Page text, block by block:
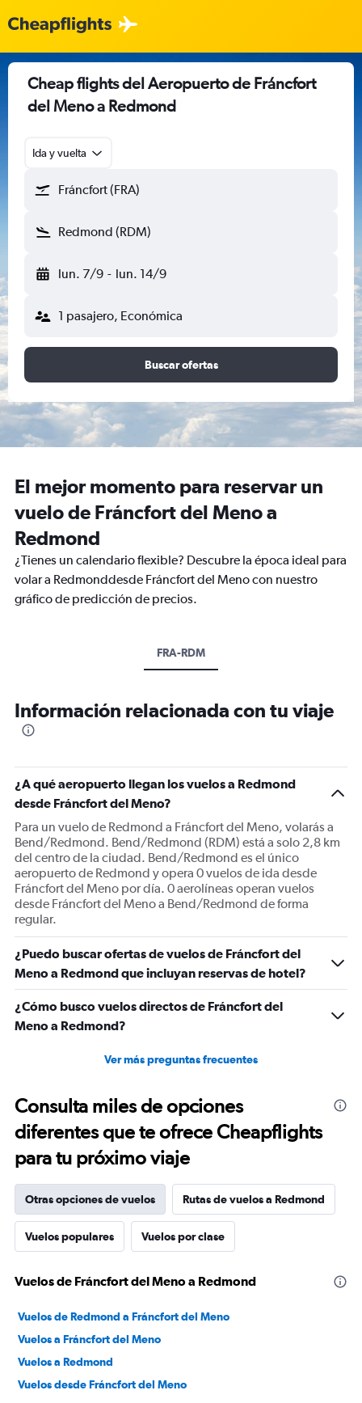
Cheap flights del Aeropuerto de Fráncfort
del Meno a Redmond
Ida y vuelta
Fráncfort (FRA)
Redmond (RDM)
lun. 7/9 - lun. 14/9
1 pasajero, Económica
Buscar ofertas
El mejor momento para reservar un
vuelo de Fráncfort del Meno a
Redmond
¿Tienes un calendario flexible? Descubre la época ideal para
volar a Redmonddesde Fráncfort del Meno con nuestro
gráfico de predicción de precios.
FRA-RDM
Información relacionada con tu viaje
¿A qué aeropuerto llegan los vuelos a Redmond
desde Fráncfort del Meno?
Para un vuelo de Redmond a Fráncfort del Meno, volarás a
Bend/Redmond. Bend/Redmond (RDM) está a solo 2,8 km
del centro de la ciudad. Bend/Redmond es el único
aeropuerto de Redmond y opera 0 vuelos de ida desde
Fráncfort del Meno por día. 0 aerolíneas operan vuelos
desde Fráncfort del Meno a Bend/Redmond de forma
regular.
¿Puedo buscar ofertas de vuelos de Fráncfort del
Meno a Redmond que incluyan reservas de hotel?
¿Cómo busco vuelos directos de Fráncfort del
Meno a Redmond?
Ver más preguntas frecuentes
Consulta miles de opciones
diferentes que te ofrece Cheapflights
para tu próximo viaje
Otras opciones de vuelos Rutas de vuelos a Redmond
Vuelos populares Vuelos por clase
Vuelos de Fráncfort del Meno a Redmond
Vuelos de Redmond a Fráncfort del Meno
Vuelos a Fráncfort del Meno
Vuelos a Redmond
Vuelos desde Fráncfort del Meno